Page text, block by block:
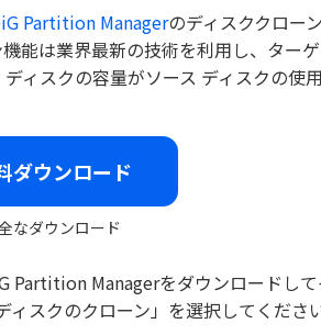
Partition Managerのディスククロー
能は業界最新の技術を利用し、ター
ィスクの容量がソース ディスクの使
ダウンロード
なダウンロード
Partition Managerをダウンロードし
スクのクローン」を選択してください